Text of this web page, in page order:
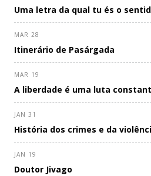
Uma letra da qual tu és o
MAR 28
Itinerário de Pasárgada
MAR 19
A liberdade é uma luta
JAN 31
História dos crimes e da
JAN 19
Doutor Jivago